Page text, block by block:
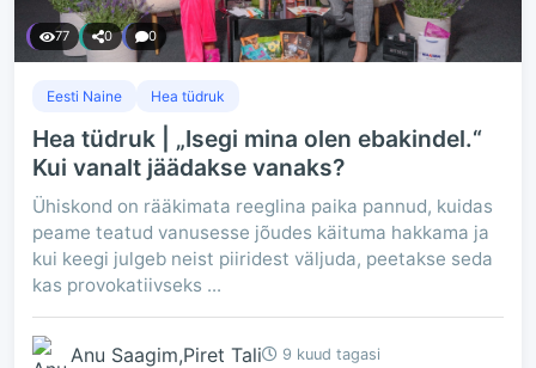
77 0 0
Eesti Naine Hea tüdruk
Hea tüdruk | „Isegi mina olen ebakindel.“
Kui vanalt jäädakse vanaks?
Ühiskond on rääkimata reeglina paika pannud, kuidas
peame teatud vanusesse jõudes käituma hakkama ja
kui keegi julgeb neist piiridest väljuda, peetakse seda
kas provokatiivseks ...
Anu Saagim,Piret Tali 9 kuud tagasi